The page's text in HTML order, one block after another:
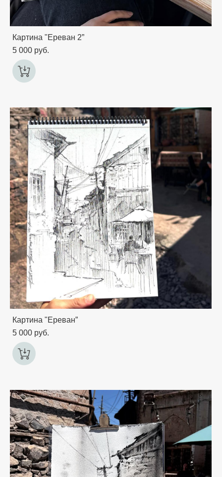
Картина "Ереван 2”
5 000 pуб.
Картина "Ереван”
5 000 pуб.